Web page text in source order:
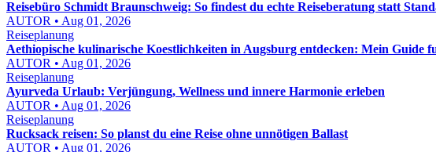
Reisebüro Schmidt Braunschweig: So findest du echte Reiseberatung statt
AUTOR • Aug 01, 2026
Reiseplanung
Aethiopische kulinarische Koestlichkeiten in Augsburg entdecken: Mein Guide
AUTOR • Aug 01, 2026
Reiseplanung
Ayurveda Urlaub: Verjüngung, Wellness und innere Harmonie erleben
AUTOR • Aug 01, 2026
Reiseplanung
Rucksack reisen: So planst du eine Reise ohne unnötigen Ballast
AUTOR • Aug 01, 2026